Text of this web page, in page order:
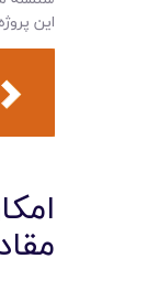
اين